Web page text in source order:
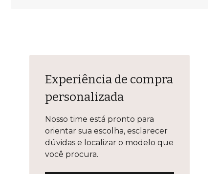
Experiência de compra
personalizada
Nosso time está pronto para
orientar sua escolha, esclarecer
dúvidas e localizar o modelo que
você procura.